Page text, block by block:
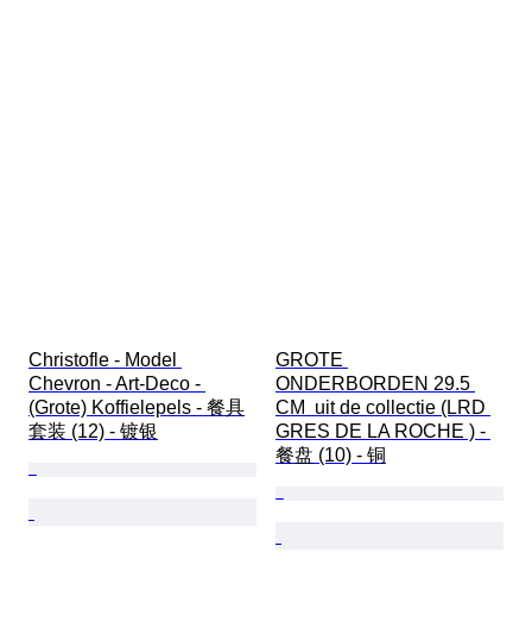
Christofle - Model
Chevron - Art-Deco -
(Grote) Koffielepels - 餐具
套装 (12) - 镀银
GROTE
ONDERBORDEN 29.5
CM  uit de collectie (LRD
GRES DE LA ROCHE ) -
餐盘 (10) - 铜